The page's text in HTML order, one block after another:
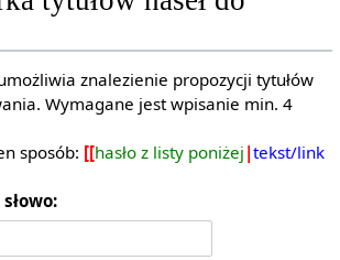
znalezienie propozycji tytułów
Wymagane jest wpisanie min. 4
sposób: [[hasło z listy poniżej |tekst/link